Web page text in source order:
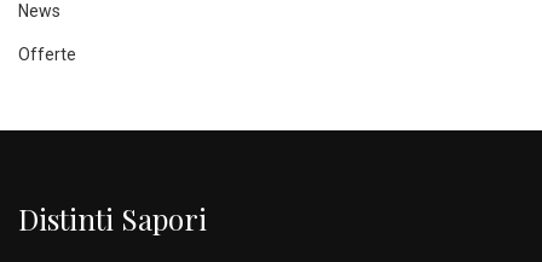
News
Offerte
Distinti Sapori